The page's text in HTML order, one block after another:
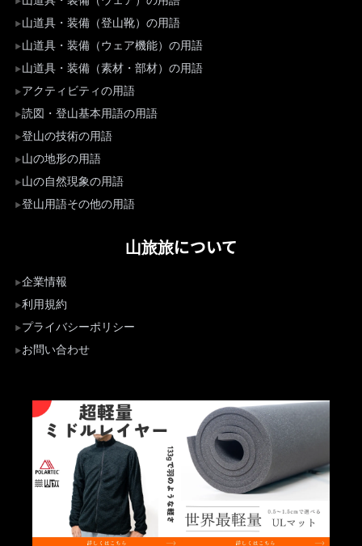
山道具・装備（登山靴）の用語
山道具・装備（ウェア機能）の用語
山道具・装備（素材・部材）の用語
アクティビティの用語
読図・登山基本用語の用語
登山の技術の用語
山の地形の用語
山の自然現象の用語
登山用語その他の用語
山旅旅について
企業情報
利用規約
プライバシーポリシー
お問い合わせ